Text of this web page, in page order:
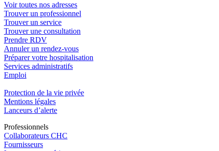
Voir toutes nos adresses
Trouver un professionnel
Trouver un service
Trouver une consultation
Prendre RDV
Annuler un rendez-vous
Préparer votre hospitalisation
Services administratifs
Emploi​
Protection de la vie privée
Mentions légales
Lanceurs d’alerte
Professionnels
Collaborateurs CHC
Fournisseurs